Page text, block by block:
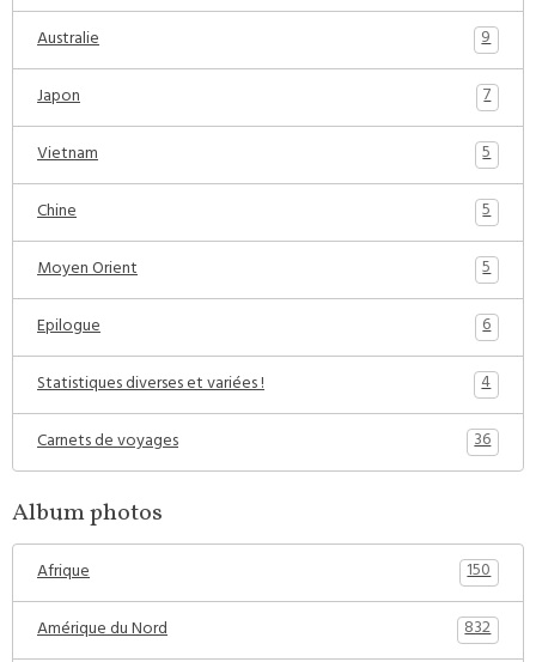
Australie
9
Japon
7
Vietnam
5
Chine
5
Moyen Orient
5
Epilogue
6
Statistiques diverses et variées !
4
Carnets de voyages
36
Album photos
Afrique
150
Amérique du Nord
832